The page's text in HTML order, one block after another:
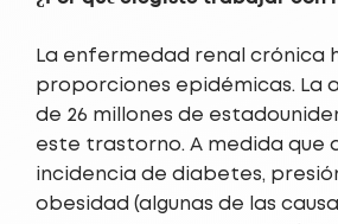
La enfermedad renal crónica
proporciones epidémicas. La
de 26 millones de
este trastorno. A medida que
incidencia de diabetes,
obesidad (algunas de las